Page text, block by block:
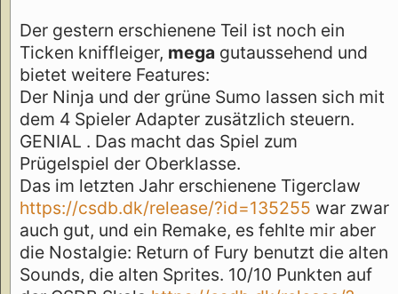
Der gestern erschienene Teil ist noch ein
Ticken kniffleiger, mega gutaussehend und
bietet weitere Features:
Der Ninja und der grüne Sumo lassen sich mit
dem 4 Spieler Adapter zusätzlich steuern.
GENIAL . Das macht das Spiel zum
Prügelspiel der Oberklasse.
Das im letzten Jahr erschienene Tigerclaw
https://csdb.dk/release/?id=135255 war zwar
auch gut, und ein Remake, es fehlte mir aber
die Nostalgie: Return of Fury benutzt die alten
Sounds, die alten Sprites. 10/10 Punkten auf